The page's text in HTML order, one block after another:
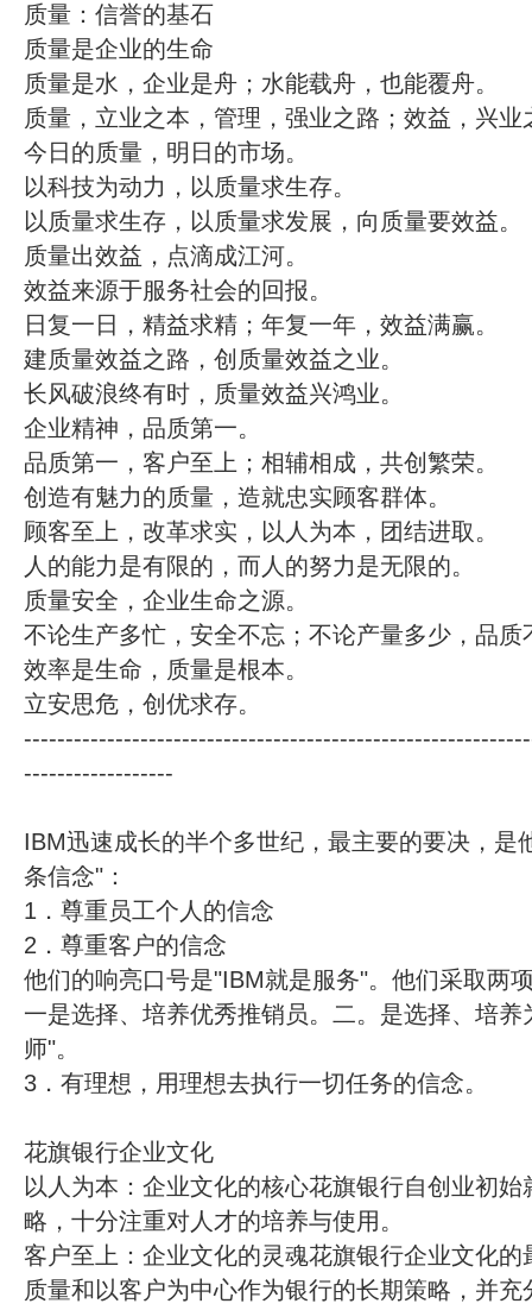
质量：信誉的基石
质量是企业的生命
质量是水，企业是舟；水能载舟，也能覆舟。
质量，立业之本，管理，强业之路；效益，兴业
今日的质量，明日的市场。
以科技为动力，以质量求生存。
以质量求生存，以质量求发展，向质量要效益。
质量出效益，点滴成江河。
效益来源于服务社会的回报。
日复一日，精益求精；年复一年，效益满赢。
建质量效益之路，创质量效益之业。
长风破浪终有时，质量效益兴鸿业。
企业精神，品质第一。
品质第一，客户至上；相辅相成，共创繁荣。
创造有魅力的质量，造就忠实顾客群体。
顾客至上，改革求实，以人为本，团结进取。
人的能力是有限的，而人的努力是无限的。
质量安全，企业生命之源。
不论生产多忙，安全不忘；不论产量多少，品质
效率是生命，质量是根本。
立安思危，创优求存。
------------------
IBM迅速成长的半个多世纪，最主要的要决，是
条信念"：
1．尊重员工个人的信念
2．尊重客户的信念
他们的响亮口号是"IBM就是服务"。他们采取两
一是选择、培养优秀推销员。二。是选择、培
师"。
3．有理想，用理想去执行一切任务的信念。
花旗银行企业文化
以人为本：企业文化的核心花旗银行自创业初始
略，十分注重对人才的培养与使用。
客户至上：企业文化的灵魂花旗银行企业文化
质量和以客户为中心作为银行的长期策略，并